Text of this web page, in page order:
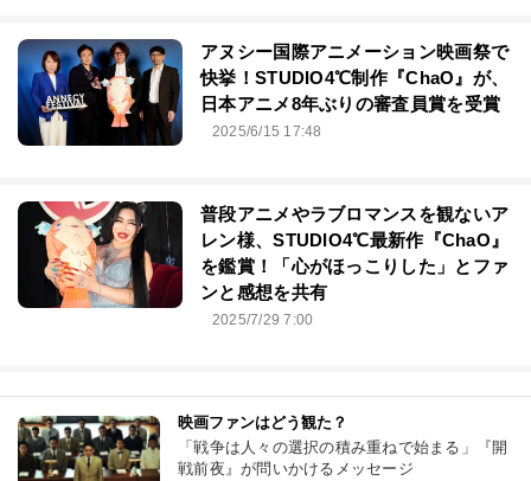
アヌシー国際アニメーション映画祭で
快挙！STUDIO4℃制作『ChaO』が、
日本アニメ8年ぶりの審査員賞を受賞
2025/6/15 17:48
普段アニメやラブロマンスを観ないア
レン様、STUDIO4℃最新作『ChaO』
を鑑賞！「心がほっこりした」とファ
ンと感想を共有
2025/7/29 7:00
映画ファンはどう観た？
「戦争は人々の選択の積み重ねで始まる」『開
戦前夜』が問いかけるメッセージ